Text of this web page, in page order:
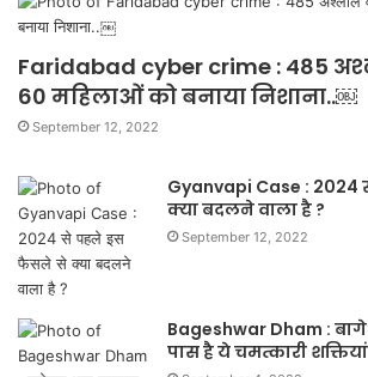
Faridabad cyber crime : 485
60 महिलाओं को बनाया निशाना..￼
September 12, 2022
Gyanvapi Case :
क्या बदलने वाला है ?
September 12, 2022
Bageshwar Dham :
पास है ये चमत्कारी शक्तियां